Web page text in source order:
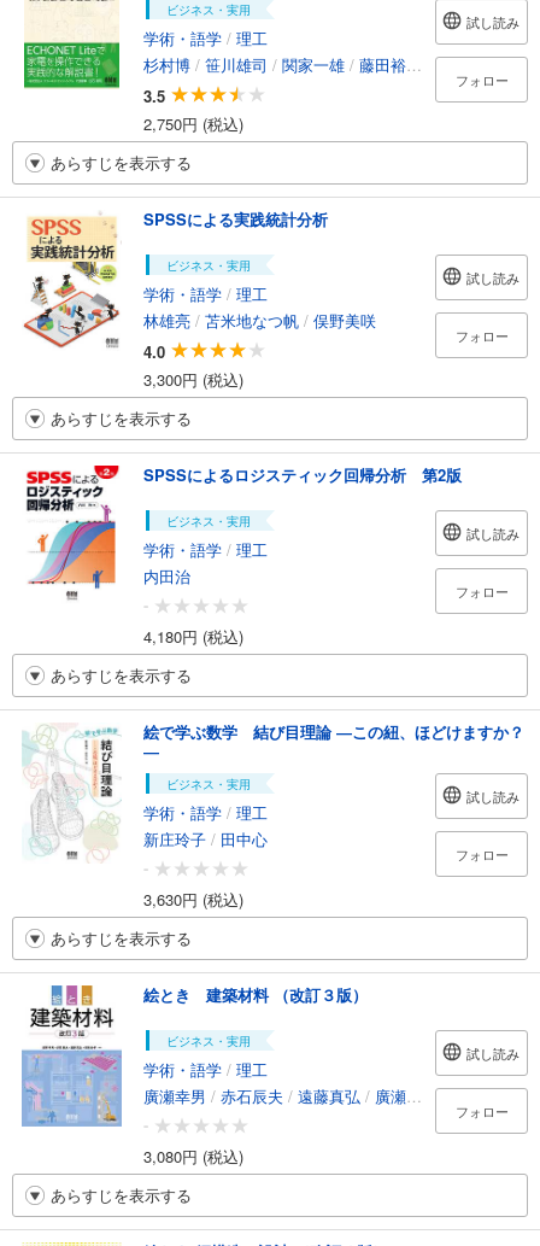
ビジネス・実用
学術・語学 / 理工
杉村博 / 笹川雄司 / 関家一雄 / 藤田裕之 /一色正男
3.5
2,750円 (税込)
試し読み
フォロー
あらすじを表示する
SPSSによる実践統計分析
ビジネス・実用
学術・語学 / 理工
林雄亮 / 苫米地なつ帆 / 俣野美咲
4.0
3,300円 (税込)
試し読み
フォロー
あらすじを表示する
SPSSによるロジスティック回帰分析 第2版
ビジネス・実用
学術・語学 / 理工
内田治
-
4,180円 (税込)
試し読み
フォロー
あらすじを表示する
絵で学ぶ数学 結び目理論 ―この紐、ほどけますか？
―
ビジネス・実用
学術・語学 / 理工
新庄玲子 / 田中心
-
3,630円 (税込)
試し読み
フォロー
あらすじを表示する
絵とき 建築材料 （改訂３版）
ビジネス・実用
学術・語学 / 理工
廣瀬幸男 / 赤石辰夫 / 遠藤真弘 / 廣瀬妙子
-
3,080円 (税込)
試し読み
フォロー
あらすじを表示する